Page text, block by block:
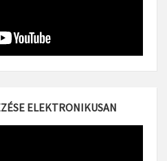
ELEKTRONIKUSAN